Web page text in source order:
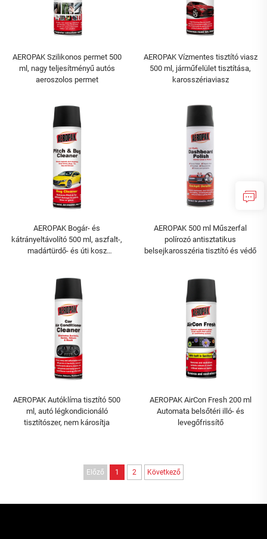
AEROPAK Szilikonos permet 500
ml, nagy teljesítményű autós
aeroszolos permet
AEROPAK Vízmentes tisztító viasz
500 ml, járműfelület tisztítása,
karosszériaviasz
AEROPAK Bogár- és
kátrányeltávolító 500 ml, aszfalt-,
madártürdő- és úti kosz
AEROPAK 500 ml Műszerfal
polírozó antisztatikus
belsejkarosszéria tisztító és védő
AEROPAK Autóklíma tisztító 500
ml, autó légkondicionáló
tisztítószer, nem károsítja
AEROPAK AirCon Fresh 200 ml
Automata belsőtéri illó- és
levegőfrissítő
Előző 1 2 Következő